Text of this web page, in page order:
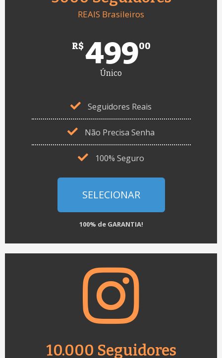
REAIS Brasileiros
R$49900
Único
Seguidores Reais
Não Precisa Senha
100% Seguro
SELECIONAR
100% de GARANTIA!
10.000 Seguidores